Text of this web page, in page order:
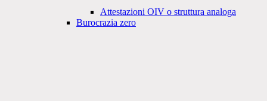
Attestazioni OIV o struttura analoga
Burocrazia zero